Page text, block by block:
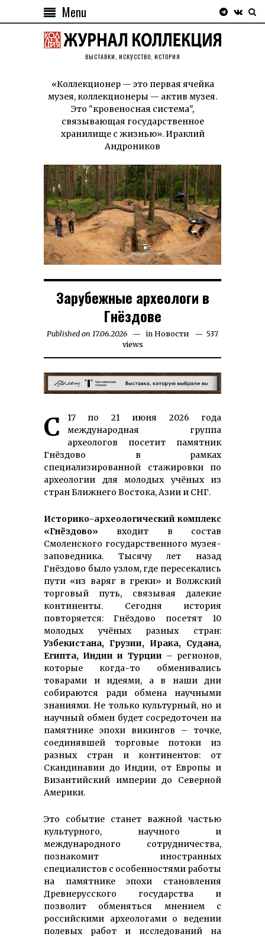
Menu
ВЫСТАВКИ, ИСКУССТВО, ИСТОРИЯ
«Коллекционер — это первая ячейка
музея, коллекционеры — актив музея.
Это "кровеносная система",
связывающая государственное
хранилище с жизнью». Ираклий
Андроников
Зарубежные археологи в
Гнёздове
Published on 17.06.2026 17.06.2026
in Новости
537
views
С 17 по 21 июня 2026 года
международная группа
археологов посетит памятник
Гнёздово в рамках
специализированной стажировки по
археологии для молодых учёных из
стран Ближнего Востока, Азии и СНГ.
Историко-археологический комплекс
«Гнёздово» входит в состав
Смоленского государственного музея-
заповедника. Тысячу лет назад
Гнёздово было узлом, где пересекались
пути «из варяг в греки» и Волжский
торговый путь, связывая далекие
континенты. Сегодня история
повторяется: Гнёздово посетят 10
молодых учёных разных стран:
Узбекистана, Грузии, Ирака, Судана,
Египта, Индии и Турции – регионов,
которые когда-то обменивались
товарами и идеями, а в наши дни
собираются ради обмена научными
знаниями. Не только культурный, но и
научный обмен будет сосредоточен на
памятнике эпохи викингов – точке,
соединявшей торговые потоки из
разных стран и континентов: от
Скандинавии до Индии, от Европы и
Византийский империи до Северной
Америки.
Это событие станет важной частью
культурного, научного и
международного сотрудничества,
познакомит иностранных
специалистов с особенностями работы
на памятнике эпохи становления
Древнерусского государства и
позволит обменяться мнением с
российскими археологами о ведении
полевых работ и исследований на